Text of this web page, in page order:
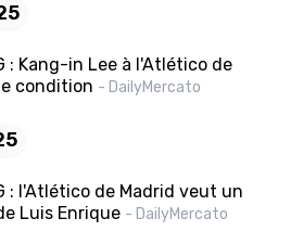
: Kang-in Lee à l'Atlético de
condition - DailyMercato
: l'Atlético de Madrid veut un
Luis Enrique - DailyMercato